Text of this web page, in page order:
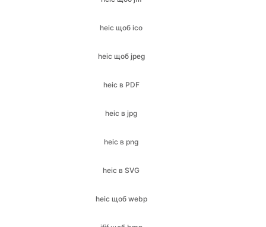
heic щоб jpeg
heic в PDF
heic в jpg
heic в SVG
heic щоб webp
jfif щоб gif